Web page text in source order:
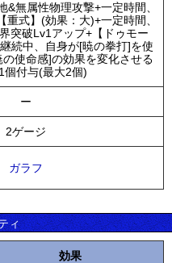
&無属性物理攻撃+一定時間、
重式】(効果：大)+一定時間、
突破Lv1アップ+【ドゥモー
続中、自身が[暁の拳打]を使
使命感]の効果を変化させる
個付与(最大2個)
ー
2ゲージ
ガラフ
ィ
効果